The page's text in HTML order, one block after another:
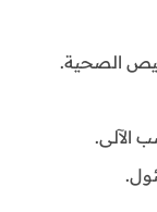
الصحية.
الآلى.